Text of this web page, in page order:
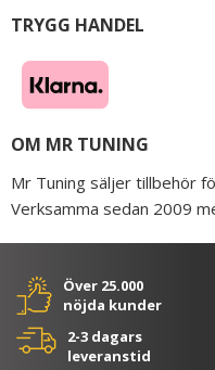
TRYGG HANDEL
OM MR TUNING
Mr Tuning säljer tillbehör
Verksamma sedan 2009
Över 25.000
nöjda kunder
2-3 dagars
leveranstid